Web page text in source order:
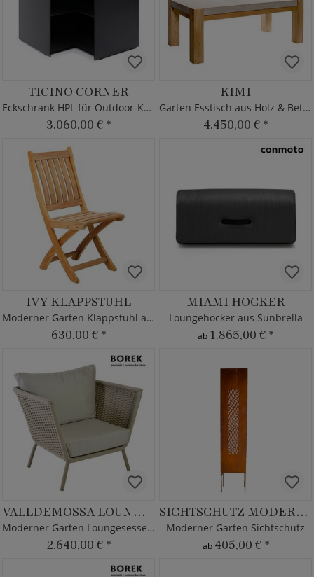
TICINO CORNER
Eckschrank HPL für Outdoor-Küchen
3.060,00 € *
KIMI
Garten Esstisch aus Holz & Beton
4.450,00 € *
IVY KLAPPSTUHL
Moderner Garten Klappstuhl aus Teak Holz
630,00 € *
MIAMI HOCKER
Loungehocker aus Sunbrella
ab 1.865,00 € *
VALLDEMOSSA LOUNGESESSEL
Moderner Garten Loungesessel - beige - Borek
2.640,00 € *
SICHTSCHUTZ MODERNO
Moderner Garten Sichtschutz
ab 405,00 € *